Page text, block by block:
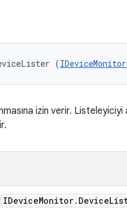
(
izin verir.
IDeviceMonitor. Device